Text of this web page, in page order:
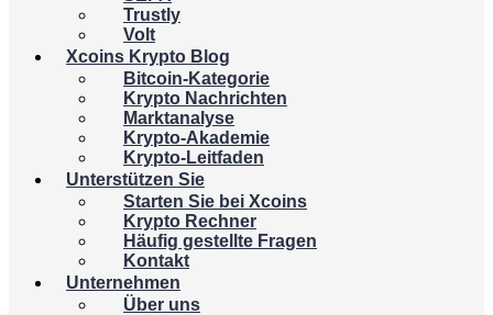
Trustly
Volt
Xcoins Krypto Blog
Bitcoin-Kategorie
Krypto Nachrichten
Marktanalyse
Krypto-Akademie
Krypto-Leitfaden
Unterstützen Sie
Starten Sie bei Xcoins
Krypto Rechner
Häufig gestellte Fragen
Kontakt
Unternehmen
Über uns